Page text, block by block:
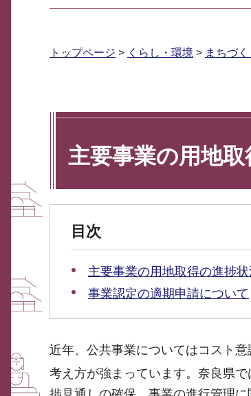
トップページ > くらし・環境 > まちづく
主要事業の用地
目次
主要事業の用地取得の進捗
事業認定の適期申請について
近年、公共事業についてはコスト
考え方が強まっています。奈良県で